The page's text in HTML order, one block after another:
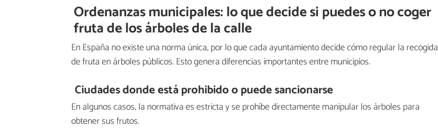
Ordenanzas municipales: lo que decide si puedes o no coger
fruta de los árboles de la calle
En España no existe una norma única, por lo que cada ayuntamiento decide cómo regular la recogida
de fruta en árboles públicos. Esto genera diferencias importantes entre municipios.
Ciudades donde está prohibido o puede sancionarse
En algunos casos, la normativa es estricta y se prohíbe directamente manipular los árboles para
obtener sus frutos.